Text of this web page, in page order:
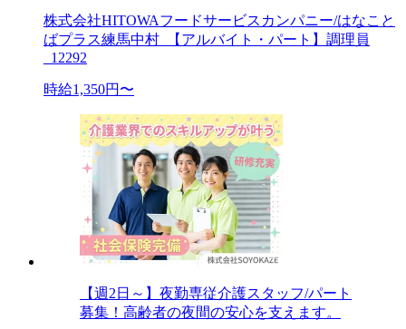
株式会社HITOWAフードサービスカンパニー/はなこと
ばプラス練馬中村_【アルバイト・パート】調理員
_12292
時給1,350円〜
【週2日～】夜勤専従介護スタッフ/パート
募集！高齢者の夜間の安心を支えます。